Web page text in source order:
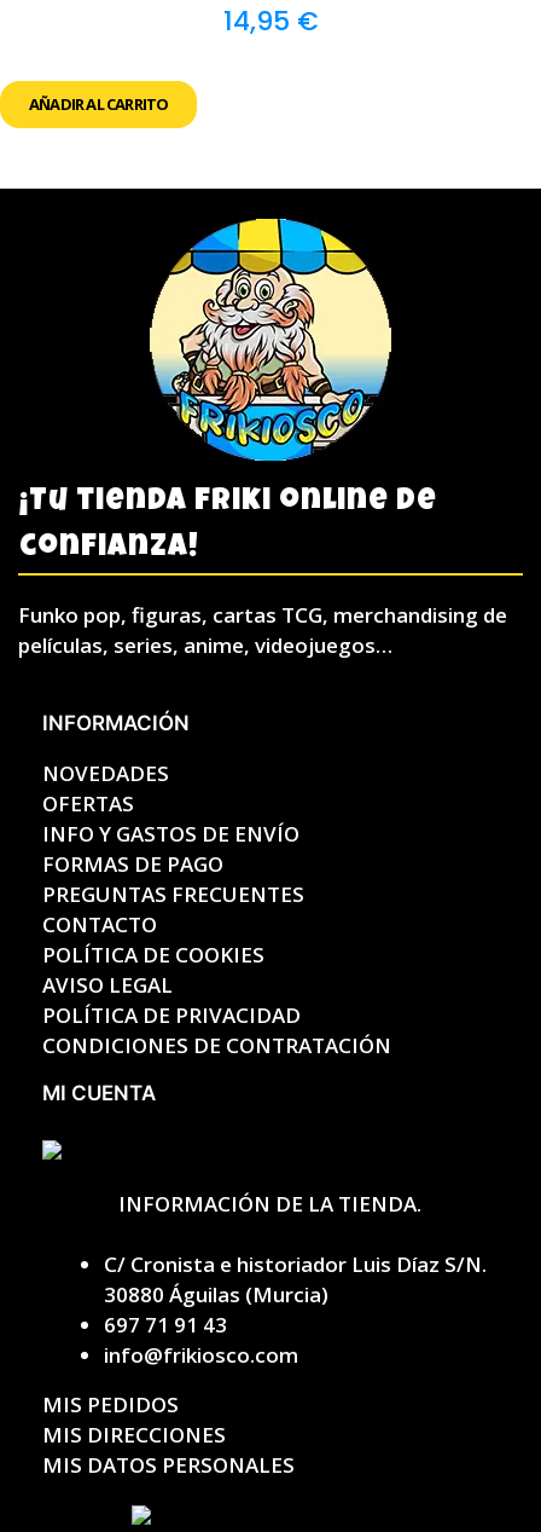
14,95 €
AÑADIR AL CARRITO
¡Tu tienda friki online de
confianza!
Funko pop, figuras, cartas TCG, merchandising de
películas, series, anime, videojuegos…
INFORMACIÓN
NOVEDADES
OFERTAS
INFO Y GASTOS DE ENVÍO
FORMAS DE PAGO
PREGUNTAS FRECUENTES
CONTACTO
POLÍTICA DE COOKIES
AVISO LEGAL
POLÍTICA DE PRIVACIDAD
CONDICIONES DE CONTRATACIÓN
MI CUENTA
INFORMACIÓN DE LA TIENDA.
C/ Cronista e historiador Luis Díaz S/N.
30880 Águilas (Murcia)
697 71 91 43
info@frikiosco.com
MIS PEDIDOS
MIS DIRECCIONES
MIS DATOS PERSONALES